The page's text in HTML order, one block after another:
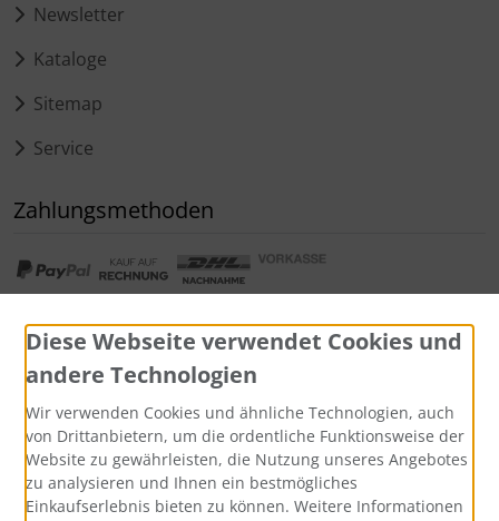
Newsletter
Kataloge
Sitemap
Service
Zahlungsmethoden
Diese Webseite verwendet Cookies und
andere Technologien
Wir verwenden Cookies und ähnliche Technologien, auch
von Drittanbietern, um die ordentliche Funktionsweise der
Website zu gewährleisten, die Nutzung unseres Angebotes
zu analysieren und Ihnen ein bestmögliches
Einkaufserlebnis bieten zu können. Weitere Informationen